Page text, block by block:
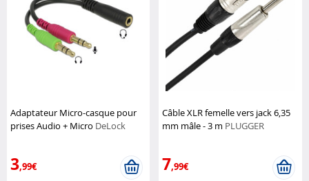
Adaptateur Micro-casque pour
prises Audio + Micro DeLock
3,99€
Câble XLR femelle vers jack 6,35
mm mâle - 3 m PLUGGER
7,99€